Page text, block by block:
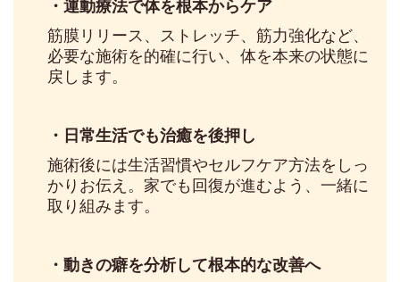
・運動療法で体を根本からケア
筋膜リリース、ストレッチ、筋力強化など、
必要な施術を的確に行い、体を本来の状態に
戻します。
・日常生活でも治癒を後押し
施術後には生活習慣やセルフケア方法をしっ
かりお伝え。家でも回復が進むよう、一緒に
取り組みます。
・動きの癖を分析して根本的な改善へ